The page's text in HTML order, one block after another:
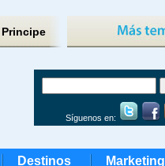
Síguenos en:
Destinos Marketing